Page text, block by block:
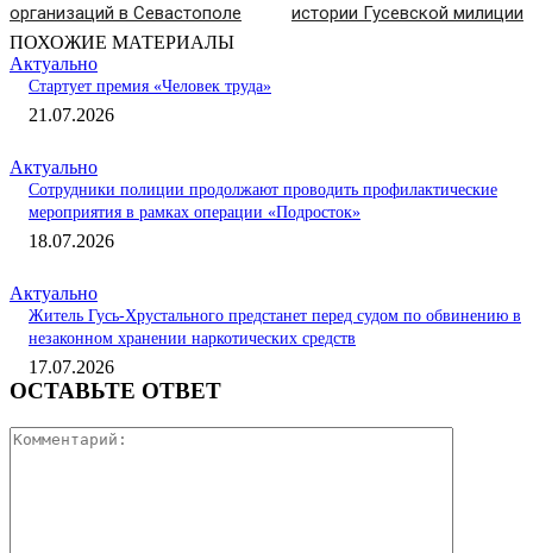
организаций в Севастополе истории Гусевской милиции
ПОХОЖИЕ МАТЕРИАЛЫ
Актуально
Стартует премия «Человек труда»
21.07.2026
Актуально
Сотрудники полиции продолжают проводить профилактические
мероприятия в рамках операции «Подросток»
18.07.2026
Актуально
Житель Гусь-Хрустального предстанет перед судом по обвинению в
незаконном хранении наркотических средств
17.07.2026
ОСТАВЬТЕ ОТВЕТ